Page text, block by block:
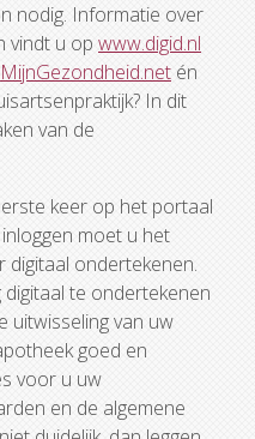
nodig. Informatie over
vindt u op www.digid.nl
MijnGezondheid.net én
In dit
van de
keer op het portaal
moet u het
ondertekenen.
te ondertekenen
uitwisseling van uw
goed en
voor u uw
en de algemene